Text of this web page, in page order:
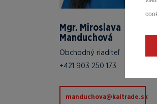
Mgr. Miroslava
Manduchová
Obchodný riaditeľ
+421 903 250 173
ks.edartiak@avohcudnam